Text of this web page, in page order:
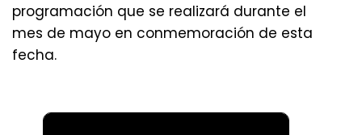
programación que se realizará durante el
mes de mayo en conmemoración de esta
fecha.